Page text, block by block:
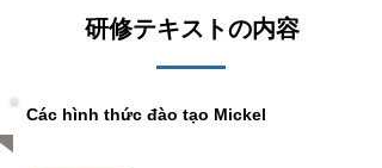
​研修テキストの内容
Các hình thức đào tạo Mickel